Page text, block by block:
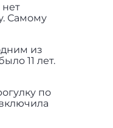
нет
Самому
из
11 лет.
по